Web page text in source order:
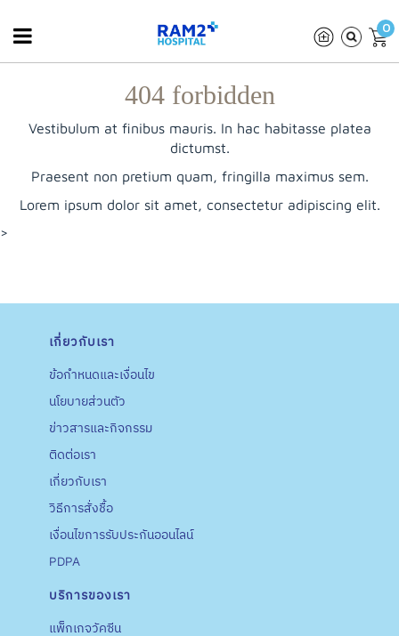
0
404 forbidden
Vestibulum at finibus mauris. In hac habitasse platea
dictumst.
Praesent non pretium quam, fringilla maximus sem.
Lorem ipsum dolor sit amet, consectetur adipiscing elit.
>
เกี่ยวกับเรา
ข้อกำหนดและเงื่อนไข
นโยบายส่วนตัว
ข่าวสารและกิจกรรม
ติดต่อเรา
เกี่ยวกับเรา
วิธีการสั่งชื้อ
เงื่อนไขการรับประกันออนไลน์
PDPA
บริการของเรา
แพ็กเกจวัคซีน